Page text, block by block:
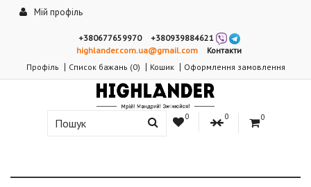
Мій профіль
+380677659970
+380939884621
highlander.com.ua@gmail.com
Контакти
Профіль
Список бажань (0) Кошик Оформлення замовлення
0 0 0